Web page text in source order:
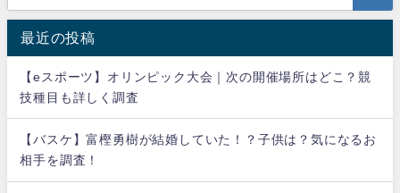
最近の投稿
【eスポーツ】オリンピック大会｜次の開催場所はどこ？競
技種目も詳しく調査
【バスケ】富樫勇樹が結婚していた！？子供は？気になるお
相手を調査！